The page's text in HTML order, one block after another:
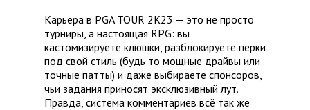
Карьера в PGA TOUR 2K23 — это не просто
турниры, а настоящая RPG: вы
кастомизируете клюшки, разблокируете перки
под свой стиль (будь то мощные драйвы или
точные патты) и даже выбираете спонсоров,
чьи задания приносят эксклюзивный лут.
Правда, система комментариев всё так же